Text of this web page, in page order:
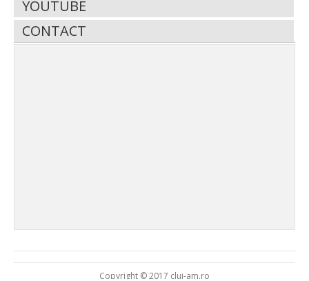
YOUTUBE
CONTACT
Copyright © 2017 cluj-am.ro